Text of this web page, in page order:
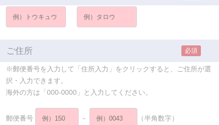
ご住所 必須
※郵便番号を入力して「住所入力」をクリックすると、ご住所が選
択・入力できます。
海外の方は「000-0000」と入力してください。
郵便番号 － （半角数字）